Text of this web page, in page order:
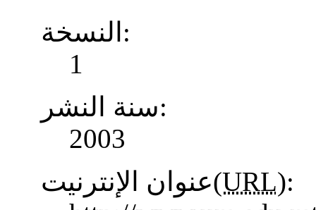
النسخة:
1
سنة النشر:
2003
عنوان الإنترنيت(URL):